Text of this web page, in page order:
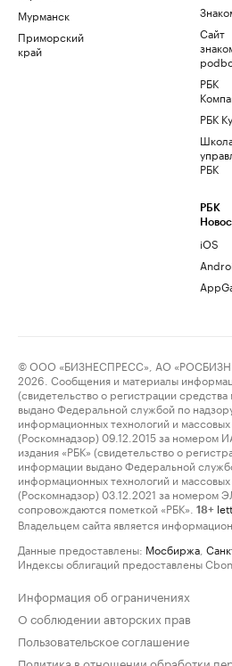
Мурманск
Приморский
край
Сайт
РБК
РБК
РБК
РБК
iOS
© ООО «БИЗНЕСПРЕСС», АО
2026. Сообщения и материалы
(свидетельство о регистрации
выдано Федеральной службой по
информационных технологий и
(Роскомнадзор) 09.12.2015 за номером
издания «РБК» (свидетельство о
информации выдано Федеральной
информационных технологий и
(Роскомнадзор) 03.12.2021 за номером
сопровождаются пометкой «РБК».
18+
Владельцем сайта является
Данные предоставлены: Мосбиржа
Индексы облигаций предоставлены
Информация об ограничениях
О соблюдении авторских прав
Пользовательское соглашение